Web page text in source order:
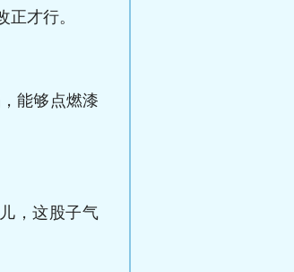
才行。
能够点燃漆
，这股子气